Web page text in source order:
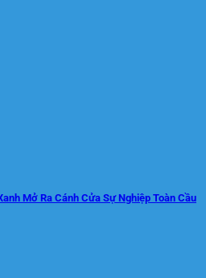
Mở Ra Cánh Cửa Sự Nghiệp Toàn Cầu